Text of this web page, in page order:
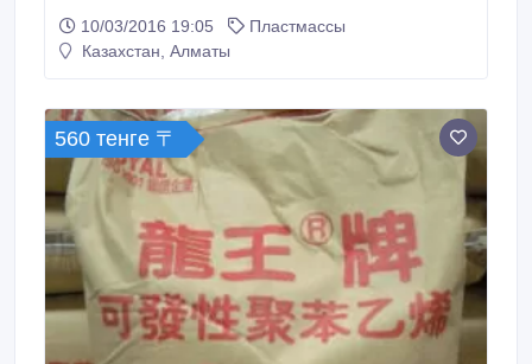
10/03/2016 19:05
Пластмассы
Казахстан, Алматы
560 тенге 〒